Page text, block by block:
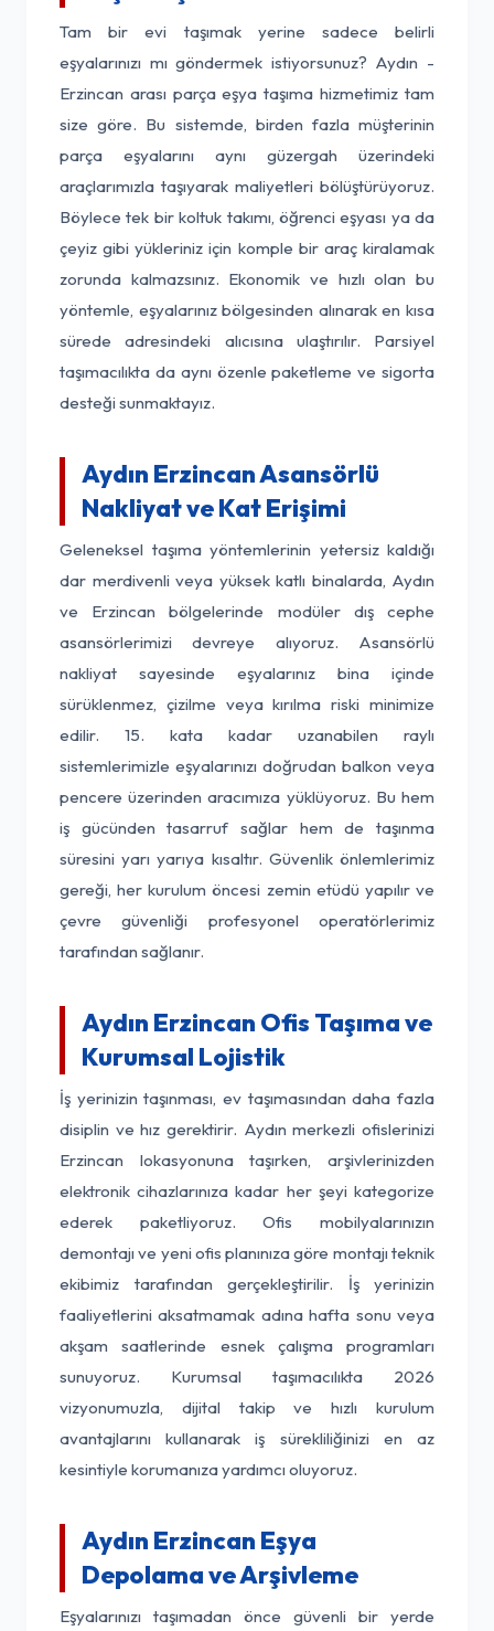
Tam bir evi taşımak yerine sadece belirli
eşyalarınızı mı göndermek istiyorsunuz? Aydın -
Erzincan arası parça eşya taşıma hizmetimiz tam
size göre. Bu sistemde, birden fazla müşterinin
parça eşyalarını aynı güzergah üzerindeki
araçlarımızla taşıyarak maliyetleri bölüştürüyoruz.
Böylece tek bir koltuk takımı, öğrenci eşyası ya da
çeyiz gibi yükleriniz için komple bir araç kiralamak
zorunda kalmazsınız. Ekonomik ve hızlı olan bu
yöntemle, eşyalarınız bölgesinden alınarak en kısa
sürede adresindeki alıcısına ulaştırılır. Parsiyel
taşımacılıkta da aynı özenle paketleme ve sigorta
desteği sunmaktayız.
Aydın Erzincan Asansörlü
Nakliyat ve Kat Erişimi
Geleneksel taşıma yöntemlerinin yetersiz kaldığı
dar merdivenli veya yüksek katlı binalarda, Aydın
ve Erzincan bölgelerinde modüler dış cephe
asansörlerimizi devreye alıyoruz. Asansörlü
nakliyat sayesinde eşyalarınız bina içinde
sürüklenmez, çizilme veya kırılma riski minimize
edilir. 15. kata kadar uzanabilen raylı
sistemlerimizle eşyalarınızı doğrudan balkon veya
pencere üzerinden aracımıza yüklüyoruz. Bu hem
iş gücünden tasarruf sağlar hem de taşınma
süresini yarı yarıya kısaltır. Güvenlik önlemlerimiz
gereği, her kurulum öncesi zemin etüdü yapılır ve
çevre güvenliği profesyonel operatörlerimiz
tarafından sağlanır.
Aydın Erzincan Ofis Taşıma ve
Kurumsal Lojistik
İş yerinizin taşınması, ev taşımasından daha fazla
disiplin ve hız gerektirir. Aydın merkezli ofislerinizi
Erzincan lokasyonuna taşırken, arşivlerinizden
elektronik cihazlarınıza kadar her şeyi kategorize
ederek paketliyoruz. Ofis mobilyalarınızın
demontajı ve yeni ofis planınıza göre montajı teknik
ekibimiz tarafından gerçekleştirilir. İş yerinizin
faaliyetlerini aksatmamak adına hafta sonu veya
akşam saatlerinde esnek çalışma programları
sunuyoruz. Kurumsal taşımacılıkta 2026
vizyonumuzla, dijital takip ve hızlı kurulum
avantajlarını kullanarak iş sürekliliğinizi en az
kesintiyle korumanıza yardımcı oluyoruz.
Aydın Erzincan Eşya
Depolama ve Arşivleme
Eşyalarınızı taşımadan önce güvenli bir yerde